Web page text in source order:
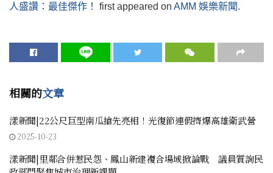
人盛讚：最佳傑作！
first appeared on AMM 娛樂新聞.
相關的文章
漾新聞|22公尺巨型南瓜搶先亮相！光復節連假擠爆高雄衛武營
2025-10-23
漾新聞|里鄰合併惹民怨、鳳山新建複合場域掀論戰 議員質詢民